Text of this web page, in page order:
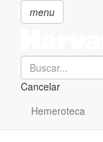
menu
Search
Cancelar
Hemeroteca